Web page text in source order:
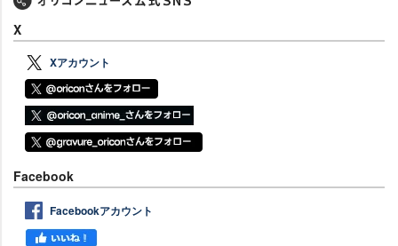
X
Xアカウント
Facebook
Facebookアカウント